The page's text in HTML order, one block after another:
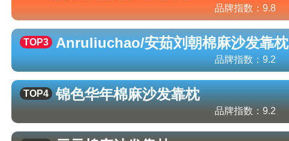
品牌指数： 9.8
TOP3 Anruliuchao/安茹刘朝棉麻沙发靠枕
品牌指数： 9.2
TOP4 锦色华年棉麻沙发靠枕
品牌指数： 9.2